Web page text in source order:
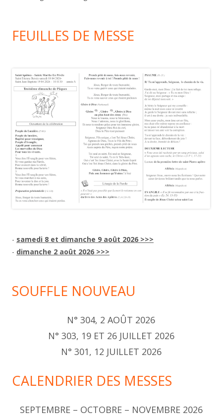
FEUILLES DE MESSE
- samedi 8 et dimanche 9 août 2026 >>>
- dimanche 2 août 2026 >>>
SOUFFLE NOUVEAU
N° 304, 2 AOÛT 2026
N° 303, 19 ET 26 JUILLET 2026
N° 301, 12 JUILLET 2026
CALENDRIER DES MESSES
SEPTEMBRE – OCTOBRE – NOVEMBRE 2026